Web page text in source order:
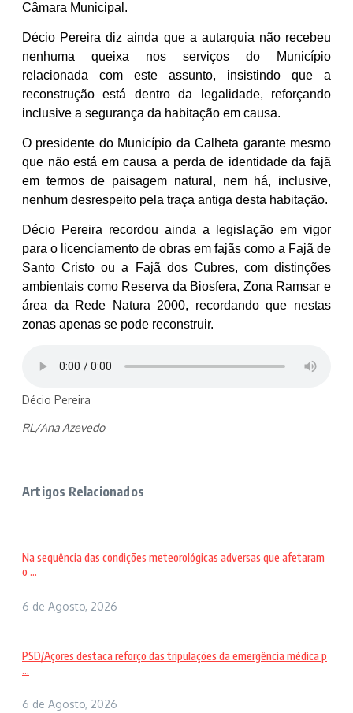
Câmara Municipal.
Décio Pereira diz ainda que a autarquia não recebeu
nenhuma queixa nos serviços do Município
relacionada com este assunto, insistindo que a
reconstrução está dentro da legalidade, reforçando
inclusive a segurança da habitação em causa.
O presidente do Município da Calheta garante mesmo
que não está em causa a perda de identidade da fajã
em termos de paisagem natural, nem há, inclusive,
nenhum desrespeito pela traça antiga desta habitação.
Décio Pereira recordou ainda a legislação em vigor
para o licenciamento de obras em fajãs como a Fajã de
Santo Cristo ou a Fajã dos Cubres, com distinções
ambientais como Reserva da Biosfera, Zona Ramsar e
área da Rede Natura 2000, recordando que nestas
zonas apenas se pode reconstruir.
Décio Pereira
RL/Ana Azevedo
Artigos Relacionados
Na sequência das condições meteorológicas adversas que afetaram
o ...
6 de Agosto, 2026
PSD/Açores destaca reforço das tripulações da emergência médica p
...
6 de Agosto, 2026